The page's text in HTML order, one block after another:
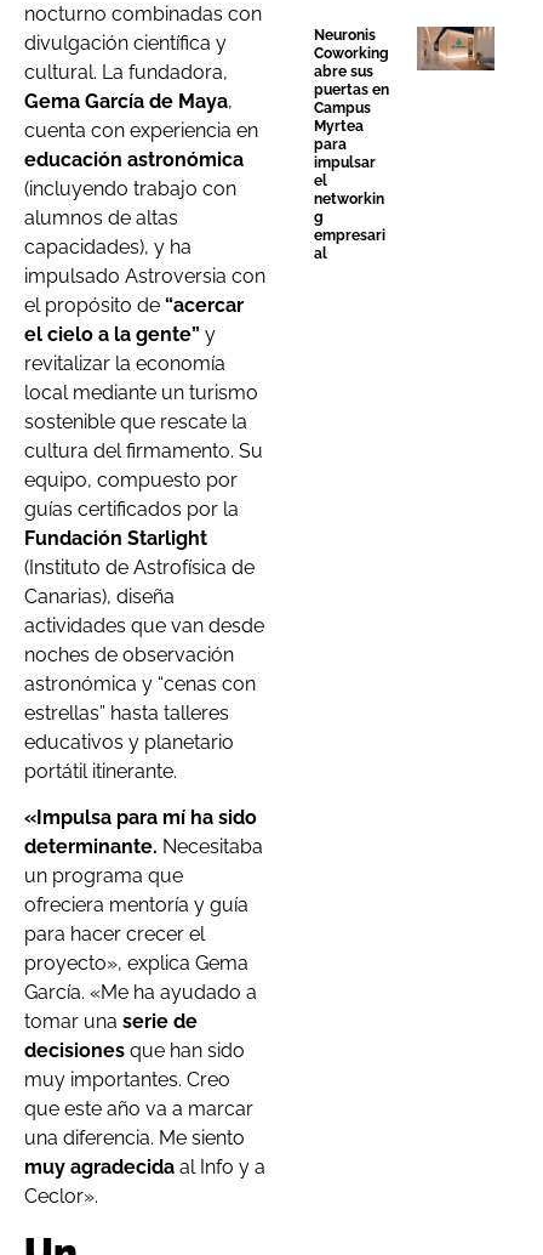
nocturno combinadas con
divulgación científica y
cultural. La fundadora,
Gema García de Maya,
cuenta con experiencia en
educación astronómica
(incluyendo trabajo con
alumnos de altas
capacidades), y ha
impulsado Astroversia con
el propósito de “acercar
el cielo a la gente” y
revitalizar la economía
local mediante un turismo
sostenible que rescate la
cultura del firmamento. Su
equipo, compuesto por
guías certificados por la
Fundación Starlight
(Instituto de Astrofísica de
Canarias), diseña
actividades que van desde
noches de observación
astronómica y “cenas con
estrellas” hasta talleres
educativos y planetario
portátil itinerante.
«Impulsa para mí ha sido
determinante. Necesitaba
un programa que
ofreciera mentoría y guía
para hacer crecer el
proyecto», explica Gema
García. «Me ha ayudado a
tomar una serie de
decisiones que han sido
muy importantes. Creo
que este año va a marcar
una diferencia. Me siento
muy agradecida al Info y a
Ceclor».
Neuronis
Coworking
abre sus
puertas en
Campus
Myrtea
para
impulsar
el
networkin
g
empresari
al